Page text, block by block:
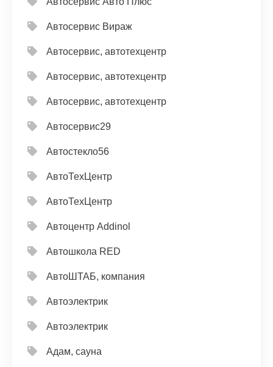
Автосервис Вираж
Автосервис, автотехцентр
Автосервис, автотехцентр
Автосервис, автотехцентр
Автосервис29
Автостекло56
АвтоТехЦентр
АвтоТехЦентр
Автоцентр Addinol
Автошкола RED
АвтоШТАБ, компания
Автоэлектрик
Автоэлектрик
Адам, сауна